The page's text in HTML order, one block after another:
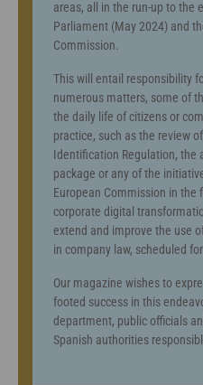
areas, all in the run-up to the
Parliament (May 2024) and
Commission.
This will entail responsibility
numerous matters, some of
the daily life of citizens or
practice, such as the review
Identification Regulation, the
package or any of the
European Commission in
corporate digital
extend and improve the use
in company law, scheduled
Our magazine wishes to
footed success in this
department, public officials
Spanish authorities